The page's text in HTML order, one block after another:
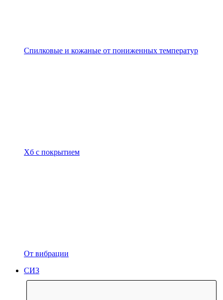
Спилковые и кожаные от пониженных температур
Хб с покрытием
От вибрации
СИЗ